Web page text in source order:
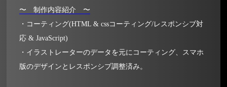
〜 制作内容紹介 〜
・コーティング(HTML & cssコーティング/レスポンシブ対
応 & JavaScript)
・イラストレーターのデータを元にコーティング、スマホ
版のデザインとレスポンシブ調整済み。